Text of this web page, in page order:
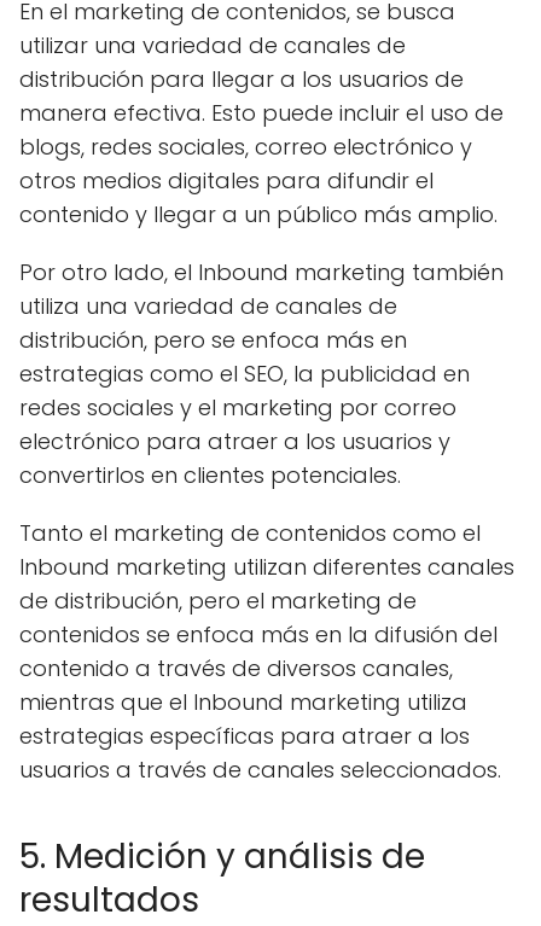
En el marketing de contenidos, se busca
utilizar una variedad de canales de
distribución para llegar a los usuarios de
manera efectiva. Esto puede incluir el uso de
blogs, redes sociales, correo electrónico y
otros medios digitales para difundir el
contenido y llegar a un público más amplio.
Por otro lado, el Inbound marketing también
utiliza una variedad de canales de
distribución, pero se enfoca más en
estrategias como el SEO, la publicidad en
redes sociales y el marketing por correo
electrónico para atraer a los usuarios y
convertirlos en clientes potenciales.
Tanto el marketing de contenidos como el
Inbound marketing utilizan diferentes canales
de distribución, pero el marketing de
contenidos se enfoca más en la difusión del
contenido a través de diversos canales,
mientras que el Inbound marketing utiliza
estrategias específicas para atraer a los
usuarios a través de canales seleccionados.
5. Medición y análisis de
resultados